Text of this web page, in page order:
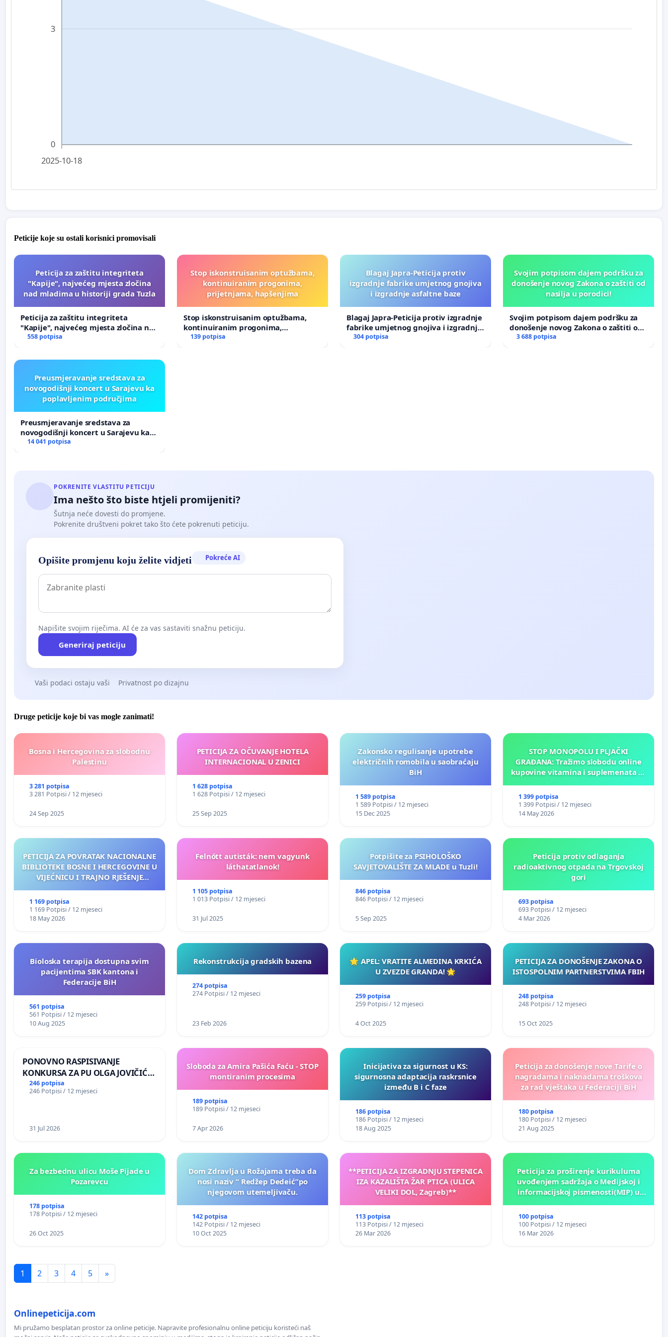
0
3
2025-10-18
Peticije koje su ostali korisnici promovisali
Peticija za zaštitu integriteta
"Kapije", najvećeg mjesta zločina
nad mladima u historiji grada Tuzla
Peticija za zaštitu integriteta
"Kapije", najvećeg mjesta zločina nad
mladima u historiji grada Tuzla
558 potpisa
Stop iskonstruisanim optužbama,
kontinuiranim progonima,
prijetnjama, hapšenjima
Stop iskonstruisanim optužbama,
kontinuiranim progonima,
prijetnjama, hapšenjima
139 potpisa
Blagaj Japra-Peticija protiv
izgradnje fabrike umjetnog gnojiva
i izgradnje asfaltne baze
Blagaj Japra-Peticija protiv izgradnje
fabrike umjetnog gnojiva i izgradnje
asfaltne baze
304 potpisa
Svojim potpisom dajem podršku za
donošenje novog Zakona o zaštiti od
nasilja u porodici!
Svojim potpisom dajem podršku za
donošenje novog Zakona o zaštiti od
nasilja u porodici!
3 688 potpisa
Preusmjeravanje sredstava za
novogodišnji koncert u Sarajevu ka
poplavljenim područjima
Preusmjeravanje sredstava za
novogodišnji koncert u Sarajevu ka
poplavljenim područjima
14 041 potpisa
POKRENITE VLASTITU PETICIJU
Ima nešto što biste htjeli promijeniti?
Šutnja neće dovesti do promjene.
Pokrenite društveni pokret tako što ćete pokrenuti peticiju.
Opišite promjenu koju želite vidjeti Pokreće AI
Napišite svojim riječima. AI će za vas sastaviti snažnu peticiju.
Generiraj peticiju
Vaši podaci ostaju vaši Privatnost po dizajnu
Druge peticije koje bi vas mogle zanimati!
Bosna i Hercegovina za slobodnu
Palestinu
3 281 potpisa
3 281 Potpisi / 12 mjeseci
24 Sep 2025
PETICIJA ZA OČUVANJE HOTELA
INTERNACIONAL U ZENICI
1 628 potpisa
1 628 Potpisi / 12 mjeseci
25 Sep 2025
Zakonsko regulisanje upotrebe
električnih romobila u saobraćaju
BiH
1 589 potpisa
1 589 Potpisi / 12 mjeseci
15 Dec 2025
STOP MONOPOLU I PLJAČKI
GRAĐANA: Tražimo slobodu online
kupovine vitamina i suplemenata za
1 399 potpisa
1 399 Potpisi / 12 mjeseci
14 May 2026
PETICIJA ZA POVRATAK NACIONALNE
BIBLIOTEKE BOSNE I HERCEGOVINE U
VIJEĆNICU I TRAJNO RJEŠENJE
1 169 potpisa
1 169 Potpisi / 12 mjeseci
18 May 2026
Felnőtt autisták: nem vagyunk
láthatatlanok!
1 105 potpisa
1 013 Potpisi / 12 mjeseci
31 Jul 2025
Potpišite za PSIHOLOŠKO
SAVJETOVALIŠTE ZA MLADE u Tuzli!
846 potpisa
846 Potpisi / 12 mjeseci
5 Sep 2025
Peticija protiv odlaganja
radioaktivnog otpada na Trgovskoj
gori
693 potpisa
693 Potpisi / 12 mjeseci
4 Mar 2026
Bioloska terapija dostupna svim
pacijentima SBK kantona i
Federacije BiH
561 potpisa
561 Potpisi / 12 mjeseci
10 Aug 2025
Rekonstrukcija gradskih bazena
274 potpisa
274 Potpisi / 12 mjeseci
23 Feb 2026
🌟 APEL: VRATITE ALMEDINA KRKIĆA
U ZVEZDE GRANDA! 🌟
259 potpisa
259 Potpisi / 12 mjeseci
4 Oct 2025
PETICIJA ZA DONOŠENJE ZAKONA O
ISTOSPOLNIM PARTNERSTVIMA FBIH
248 potpisa
248 Potpisi / 12 mjeseci
15 Oct 2025
PONOVNO RASPISIVANJE
KONKURSA ZA PU OLGA JOVIČIĆ
RITA KRALJEVO
246 potpisa
246 Potpisi / 12 mjeseci
31 Jul 2026
Sloboda za Amira Pašića Faću - STOP
montiranim procesima
189 potpisa
189 Potpisi / 12 mjeseci
7 Apr 2026
Inicijativa za sigurnost u KS:
sigurnosna adaptacija raskrsnice
između B i C faze
186 potpisa
186 Potpisi / 12 mjeseci
18 Aug 2025
Peticija za donošenje nove Tarife o
nagradama i naknadama troškova
za rad vještaka u Federaciji BiH
180 potpisa
180 Potpisi / 12 mjeseci
21 Aug 2025
Za bezbednu ulicu Moše Pijade u
Pozarevcu
178 potpisa
178 Potpisi / 12 mjeseci
26 Oct 2025
Dom Zdravlja u Rožajama treba da
nosi naziv “ Redžep Dedeić”po
njegovom utemeljivaču.
142 potpisa
142 Potpisi / 12 mjeseci
10 Oct 2025
**PETICIJA ZA IZGRADNJU STEPENICA
IZA KAZALIŠTA ŽAR PTICA (ULICA
VELIKI DOL, Zagreb)**
113 potpisa
113 Potpisi / 12 mjeseci
26 Mar 2026
Peticija za proširenje kurikuluma
uvođenjem sadržaja o Medijskoj i
informacijskoj pismenosti(MIP) u
Kantonu Sarajevo po kros-
kurikularnom modelu (u okviru više
100 potpisa
100 Potpisi / 12 mjeseci
16 Mar 2026
1 2 3 4 5 »
Onlinepeticija.com
Mi pružamo besplatan prostor za online peticije. Napravite profesionalnu online peticiju koristeći naš